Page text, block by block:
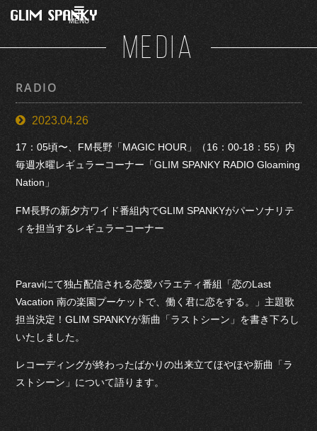
MENU
MEDIA
RADIO
2023.04.26
17：05頃〜、FM長野「MAGIC HOUR」（16：00-18：55）内
毎週水曜レギュラーコーナー「GLIM SPANKY RADIO Gloaming
Nation」
FM長野の新夕方ワイド番組内でGLIM SPANKYがパーソナリテ
ィを担当するレギュラーコーナー
Paraviにて独占配信される恋愛バラエティ番組「恋のLast
Vacation 南の楽園プーケットで、働く君に恋をする。」主題歌
担当決定！GLIM SPANKYが新曲「ラストシーン」を書き下ろし
いたしました。
レコーディングが終わったばかりの出来立てほやほや新曲「ラ
ストシーン」について語ります。